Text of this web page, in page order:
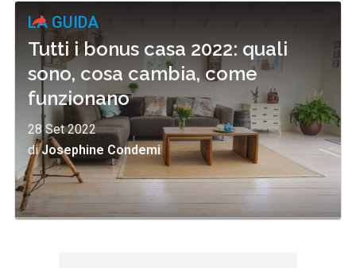
LA GUIDA
Tutti i bonus casa 2022: quali
sono, cosa cambia, come
funzionano
28 Set 2022
diJosephine Condemi